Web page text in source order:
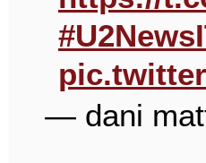
— dani